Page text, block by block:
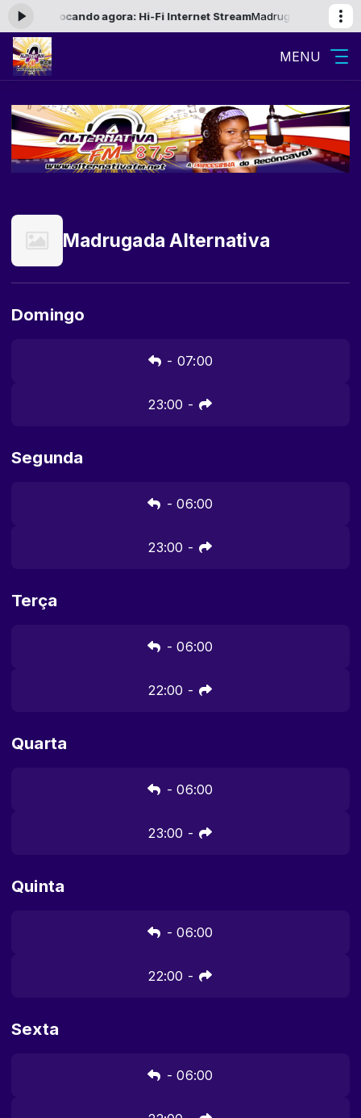
06:00 - Tocando agora: Hi-Fi Internet StreamMadrugada
MENU
Madrugada Alternativa
Domingo
- 07:00
23:00 -
Segunda
-06:00
23:00 -
Terça
-06:00
22:00 -
Quarta
-06:00
23:00 -
Quinta
-06:00
22:00 -
Sexta
-06:00